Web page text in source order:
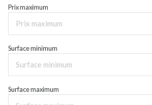
Prix maximum
Surface minimum
Surface maximum